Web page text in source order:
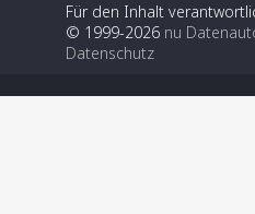
Für den Inhalt
© 1999-2026 nu
Datenschutz